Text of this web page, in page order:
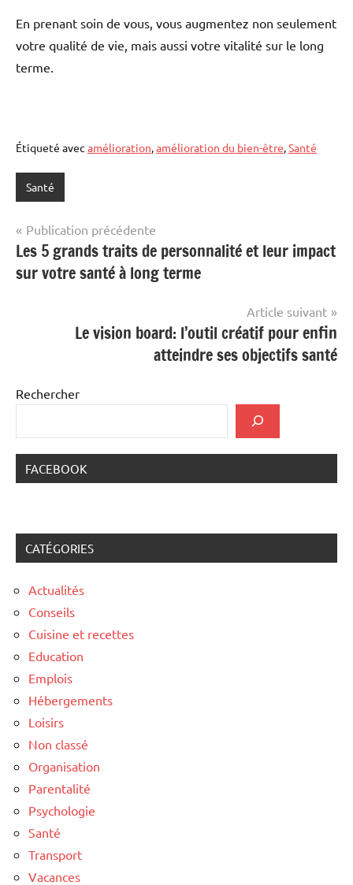
En prenant soin de vous, vous augmentez non seulement
votre qualité de vie, mais aussi votre vitalité sur le long
terme.
Étiqueté avec amélioration,amélioration du bien-être,Santé
Santé
Navigation
de
l’article
Publication précédente
Les 5 grands traits de personnalité et leur impact
sur votre santé à long terme
Article suivant
Le vision board: l’outil créatif pour enfin
atteindre ses objectifs santé
Rechercher
FACEBOOK
CATÉGORIES
Actualités
Conseils
Cuisine et recettes
Education
Emplois
Hébergements
Loisirs
Non classé
Organisation
Parentalité
Psychologie
Santé
Transport
Vacances